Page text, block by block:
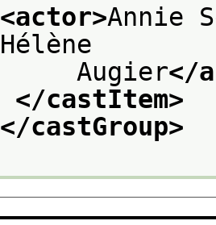
<actor>Annie
Hélène
Augier</
</castItem>
</castGroup>